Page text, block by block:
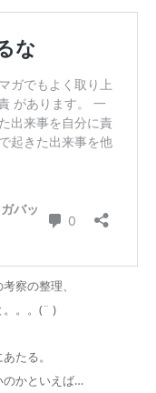
察の整理、
。。(¨ )
たる。
のかといえば…